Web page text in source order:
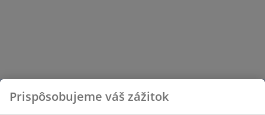
Prispôsobujeme váš zážitok